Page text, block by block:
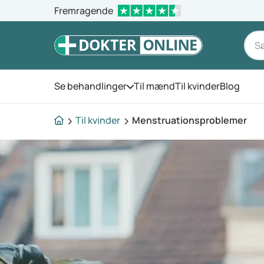
Fremragende
Se behandlingerÅbn menuen
Til mændTil kvinderBlog
Til kvinder Menstruationsproblemer